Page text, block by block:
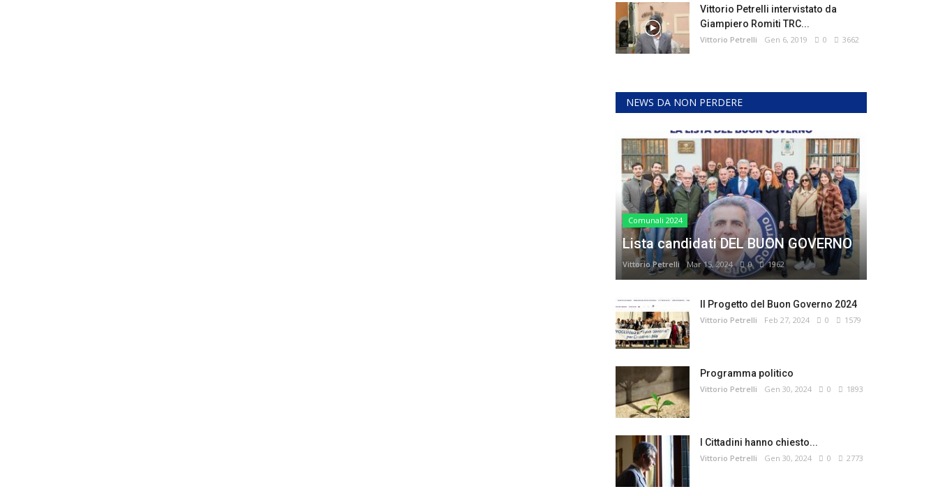
Vittorio Petrelli intervistato da
Giampiero Romiti TRC...
Vittorio Petrelli Gen 6, 2019 0 3662
NEWS DA NON PERDERE
Comunali 2024
Lista candidati DEL BUON GOVERNO
Vittorio Petrelli Mar 15, 2024 0 1962
Il Progetto del Buon Governo 2024
Vittorio Petrelli Feb 27, 2024 0 1579
Programma politico
Vittorio Petrelli Gen 30, 2024 0 1893
I Cittadini hanno chiesto...
Vittorio Petrelli Gen 30, 2024 0 2773